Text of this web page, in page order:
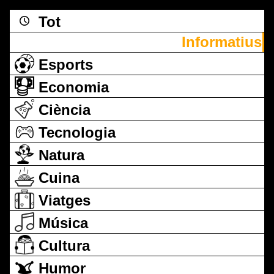
Tot
Informatius
Esports
Economia
Ciència
Tecnologia
Natura
Cuina
Viatges
Música
Cultura
Humor